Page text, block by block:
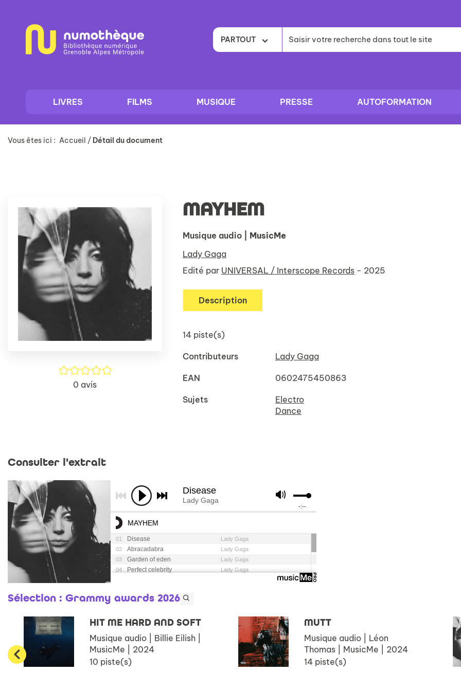
contenu
PARTOUT
LIVRES FILMS MUSIQUE PRESSE AUTOFORMATION
Vous êtes ici : Accueil / Détail du document
/5
0 avis
MAYHEM
Musique audio
| MusicMe
Lady Gaga
Edité par UNIVERSAL / Interscope Records - 2025
Description
14 piste(s)
Contributeurs Lady Gaga
EAN 0602475450863
Sujets
Electro
Dance
Consulter l'extrait
Sélection : Grammy awards 2026
HIT ME HARD AND SOFT
Musique audio | Billie Eilish |
MusicMe | 2024
10 piste(s)
MUTT
Musique audio | Léon
Thomas | MusicMe | 2024
14 piste(s)